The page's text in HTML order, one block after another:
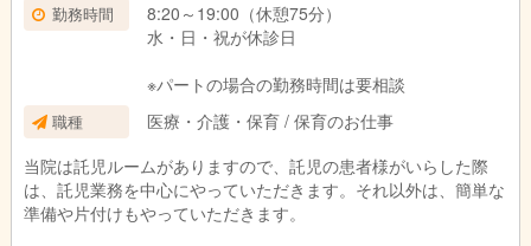
勤務時間
8:20～19:00（休憩75分）
水・日・祝が休診日
※パートの場合の勤務時間は要相談
職種
医療・介護・保育 / 保育のお仕事
当院は託児ルームがありますので、託児の患者様がいらした際
は、託児業務を中心にやっていただきます。それ以外は、簡単な
準備や片付けもやっていただきます。